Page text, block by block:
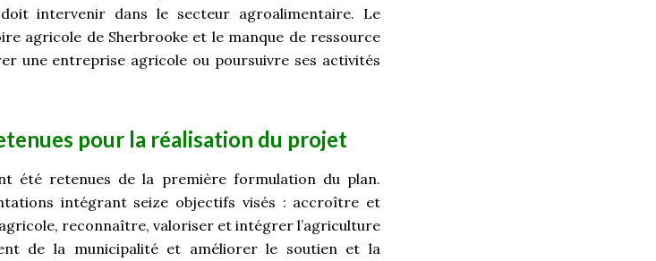
intervenir dans le secteur agroalimentaire. Le
agricole de Sherbrooke et le manque de ressource
une entreprise agricole ou poursuivre ses activités
pour la réalisation du projet
été retenues de la première formulation du plan.
intégrant seize objectifs visés : accroître et
reconnaître, valoriser et intégrer l’agriculture
de la municipalité et améliorer le soutien et la